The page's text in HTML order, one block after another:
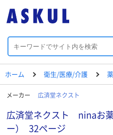
ホーム 衛生/医療/介護
メーカー 広済堂ネクスト
広済堂ネクスト ninaお薬
ー） 32ページ